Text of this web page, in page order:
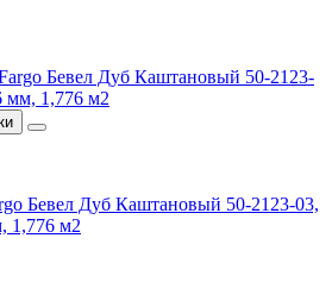
Бевел Дуб Каштановый 50-2123-03,
1,776 м2